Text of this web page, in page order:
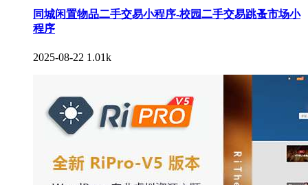
同城闲置物品二手交易小程序-校园二手交易跳蚤市场小
程序
2025-08-22 1.01k